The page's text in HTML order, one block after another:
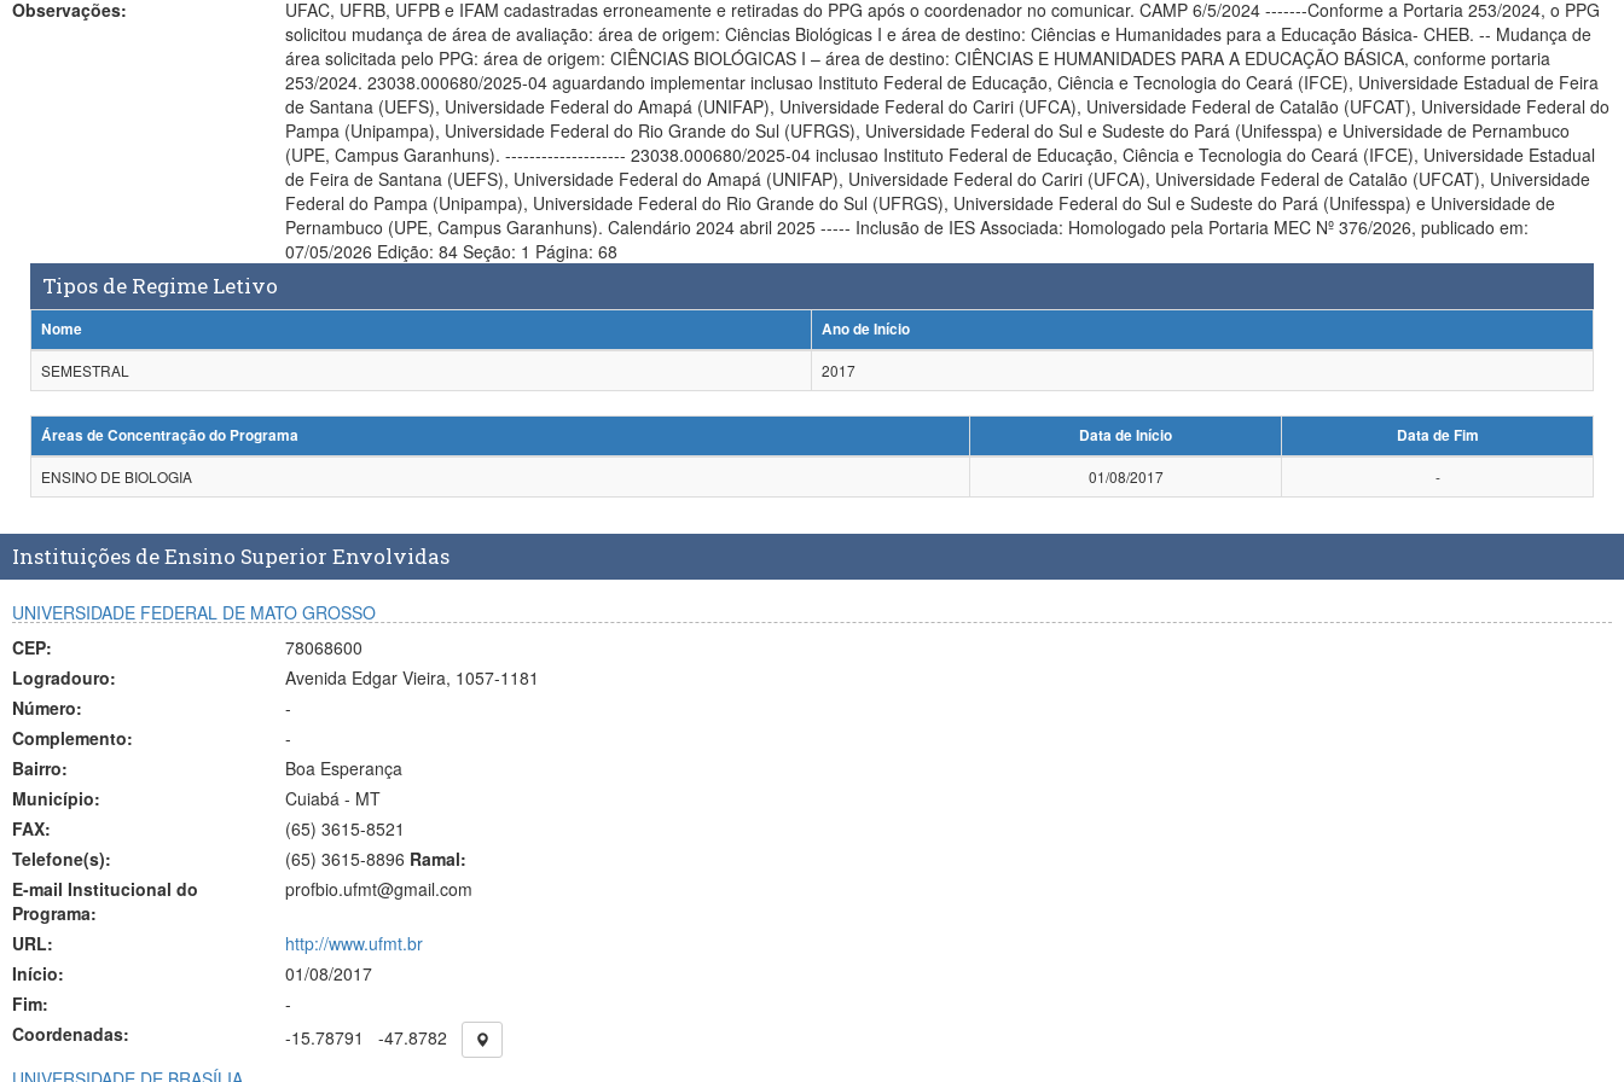
Observações:
UFAC, UFRB, UFPB e IFAM cadastradas erroneamente e retiradas do PPG após o coordenador no comunicar. CAMP 6/5/2024 -------Conforme a Portaria 253/2024, o PPG
solicitou mudança de área de avaliação: área de origem: Ciências Biológicas I e área de destino: Ciências e Humanidades para a Educação Básica- CHEB. -- Mudança de
área solicitada pelo PPG: área de origem: CIÊNCIAS BIOLÓGICAS I – área de destino: CIÊNCIAS E HUMANIDADES PARA A EDUCAÇÃO BÁSICA, conforme portaria
253/2024. 23038.000680/2025-04 aguardando implementar inclusao Instituto Federal de Educação, Ciência e Tecnologia do Ceará (IFCE), Universidade Estadual de Feira
de Santana (UEFS), Universidade Federal do Amapá (UNIFAP), Universidade Federal do Cariri (UFCA), Universidade Federal de Catalão (UFCAT), Universidade Federal do
Pampa (Unipampa), Universidade Federal do Rio Grande do Sul (UFRGS), Universidade Federal do Sul e Sudeste do Pará (Unifesspa) e Universidade de Pernambuco
(UPE, Campus Garanhuns). -------------------- 23038.000680/2025-04 inclusao Instituto Federal de Educação, Ciência e Tecnologia do Ceará (IFCE), Universidade Estadual
de Feira de Santana (UEFS), Universidade Federal do Amapá (UNIFAP), Universidade Federal do Cariri (UFCA), Universidade Federal de Catalão (UFCAT), Universidade
Federal do Pampa (Unipampa), Universidade Federal do Rio Grande do Sul (UFRGS), Universidade Federal do Sul e Sudeste do Pará (Unifesspa) e Universidade de
Pernambuco (UPE, Campus Garanhuns). Calendário 2024 abril 2025 ----- Inclusão de IES Associada: Homologado pela Portaria MEC Nº 376/2026, publicado em:
07/05/2026 Edição: 84 Seção: 1 Página: 68
Tipos de Regime Letivo
Nome
Ano de Início
SEMESTRAL
2017
Áreas de Concentração do Programa Data de Início
Data de Fim
ENSINO DE BIOLOGIA
01/08/2017 -
Instituições de Ensino Superior Envolvidas
UNIVERSIDADE FEDERAL DE MATO GROSSO
CEP:
78068600
Logradouro:
Avenida Edgar Vieira, 1057-1181
Número:
-
Complemento:
-
Bairro:
Boa Esperança
Município:
Cuiabá - MT
FAX:
(65) 3615-8521
Telefone(s):
(65) 3615-8896 Ramal:
E-mail Institucional do
Programa:
profbio.ufmt@gmail.com
URL:
http://www.ufmt.br
Início:
01/08/2017
Fim:
-
Coordenadas:
-15.78791
-47.8782